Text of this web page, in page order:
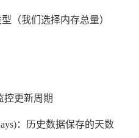
（我们选择内存总量）
控更新周期
：历史数据保存的天数